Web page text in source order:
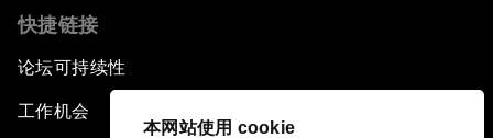
本网站使用 cookie
快捷链接
论坛可持续性
工作机会